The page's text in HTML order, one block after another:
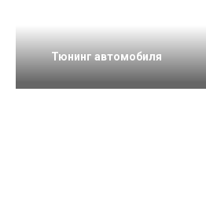
Тюнинг автомобиля